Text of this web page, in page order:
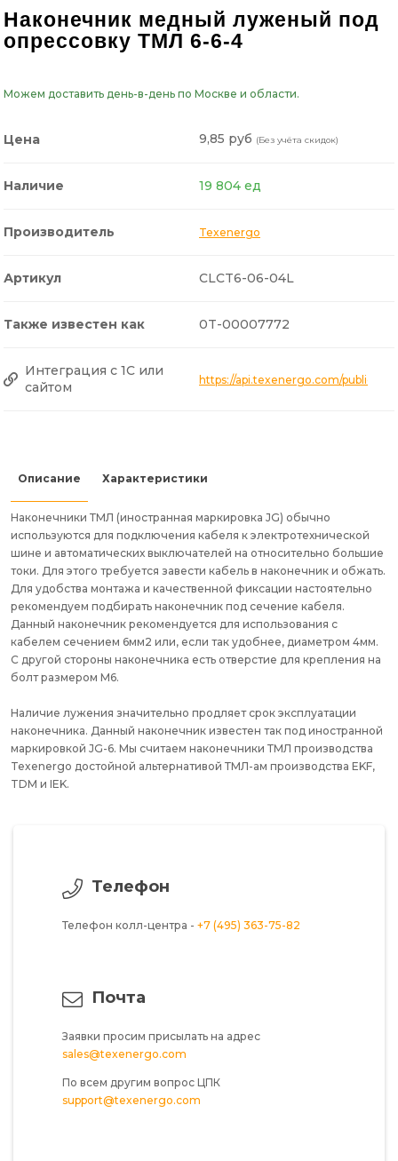
Наконечник медный луженый под
опрессовку ТМЛ 6-6-4
Можем доставить день-в-день по Москве и области.
Цена 9,85 руб (Без учёта скидок)
Наличие 19 804 ед
Производитель Texenergo
Артикул CLCT6-06-04L
Также известен как 0T-00007772
Интеграция с 1С или
сайтом
https://api.texenergo.com/public/
Описание Характеристики
Наконечники ТМЛ (иностранная маркировка JG) обычно
используются для подключения кабеля к электротехнической
шине и автоматических выключателей на относительно большие
токи. Для этого требуется завести кабель в наконечник и обжать.
Для удобства монтажа и качественной фиксации настоятельно
рекомендуем подбирать наконечник под сечение кабеля.
Данный наконечник рекомендуется для использования с
кабелем сечением 6мм2 или, если так удобнее, диаметром 4мм.
С другой стороны наконечника есть отверстие для крепления на
болт размером М6.
Наличие лужения значительно продляет срок эксплуатации
наконечника. Данный наконечник известен так под иностранной
маркировкой JG-6. Мы считаем наконечники ТМЛ производства
Texenergo достойной альтернативой ТМЛ-ам производства EKF,
TDM и IEK.
Телефон
Телефон колл-центра - +7 (495) 363-75-82
Почта
Заявки просим присылать на адрес
sales@texenergo.com
По всем другим вопрос ЦПК
support@texenergo.com